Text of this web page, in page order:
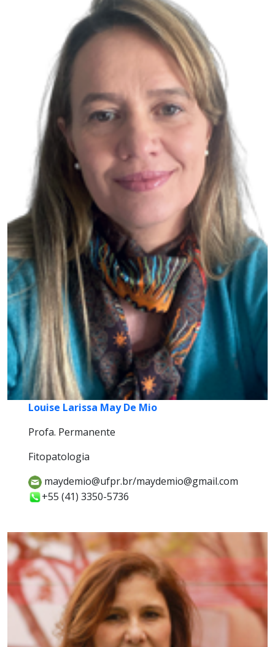
Louise Larissa May De Mio
Profa. Permanente
Fitopatologia
maydemio@ufpr.br/maydemio@gmail.com
+55 (41) 3350-5736